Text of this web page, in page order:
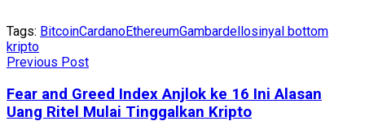
Tags: BitcoinCardanoEthereumGambardellosinyal bottom
kripto
Previous Post
Fear and Greed Index Anjlok ke 16 Ini Alasan
Uang Ritel Mulai Tinggalkan Kripto